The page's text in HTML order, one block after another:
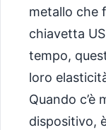
metallo che
chiavetta
tempo,
loro
Quando c’è
dispositivo,